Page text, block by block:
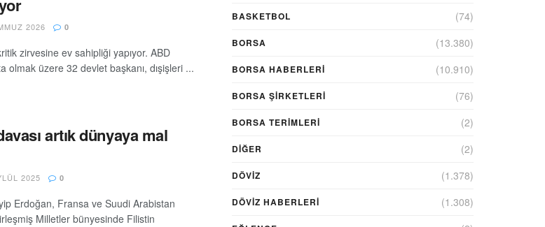
2026 0
zirvesine ev sahipliği yapıyor. ABD
olmak üzere 32 devlet başkanı, dışişleri ...
artık dünyaya mal
2025 0
Erdoğan, Fransa ve Suudi Arabistan
Milletler bünyesinde Filistin
BASKETBOL (74)
BORSA (13.380)
BORSA HABERLERI (10.910)
BORSA ŞIRKETLERI (76)
BORSA TERIMLERI (2)
DIĞER (2)
DÖVİZ (1.378)
DÖVIZ HABERLERI (1.308)